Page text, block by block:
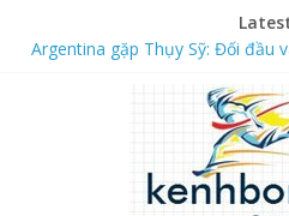
Argentina gặp Thụy Sỹ: Đối đầu
Số liệu trận đấu Virtus gặp Dila
Danh sách cầu thủ Mỹ nổi tiếng
Số liệu trận đấu Navbahor gặp